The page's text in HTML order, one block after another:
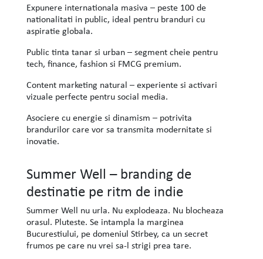
Expunere internationala masiva – peste 100 de
nationalitati in public, ideal pentru branduri cu
aspiratie globala.
Public tinta tanar si urban – segment cheie pentru
tech, finance, fashion si FMCG premium.
Content marketing natural – experiente si activari
vizuale perfecte pentru social media.
Asociere cu energie si dinamism – potrivita
brandurilor care vor sa transmita modernitate si
inovatie.
Summer Well – branding de
destinatie pe ritm de indie
Summer Well nu urla. Nu explodeaza. Nu blocheaza
orasul. Pluteste. Se intampla la marginea
Bucurestiului, pe domeniul Stirbey, ca un secret
frumos pe care nu vrei sa-l strigi prea tare.